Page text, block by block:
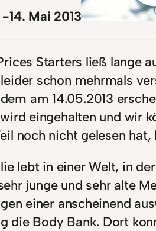
14. Mai 2013
Starters ließ lange
schon mehrmals
am 14.05.2013
eingehalten und wir
noch nicht gelesen
lebt in einer Welt, in
junge und sehr alte
einer anscheinend
die Body Bank. Dort